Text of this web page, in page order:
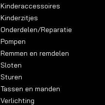
Kinderaccessoires
Kinderzitjes
Onderdelen/Reparatie
Pompen
Remmen en remdelen
Sloten
Sturen
Tassen en manden
Verlichting